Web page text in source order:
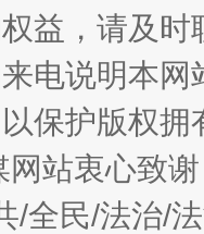
从幼
益，请及
电说明本
保护版权
站衷心致
/全民/法治/